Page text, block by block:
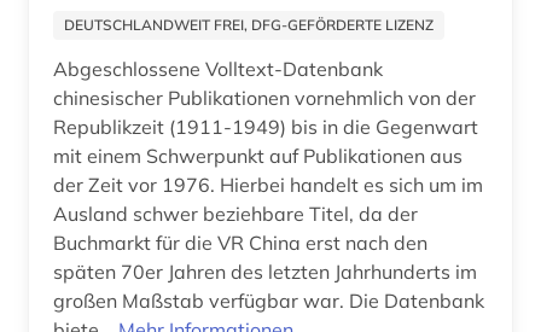
naturwissenschaft (1)
open access (5)
patent (1)
pharmazie (6)
philosophie (1)
DEUTSCHLANDWEIT FREI, DFG-GEFÖRDERTE LIZENZ
Abgeschlossene Volltext-Datenbank
chinesischer Publikationen vornehmlich von der
Republikzeit (1911-1949) bis in die Gegenwart
mit einem Schwerpunkt auf Publikationen aus
der Zeit vor 1976. Hierbei handelt es sich um im
Ausland schwer beziehbare Titel, da der
Buchmarkt für die VR China erst nach den
späten 70er Jahren des letzten Jahrhunderts im
großen Maßstab verfügbar war. Die Datenbank